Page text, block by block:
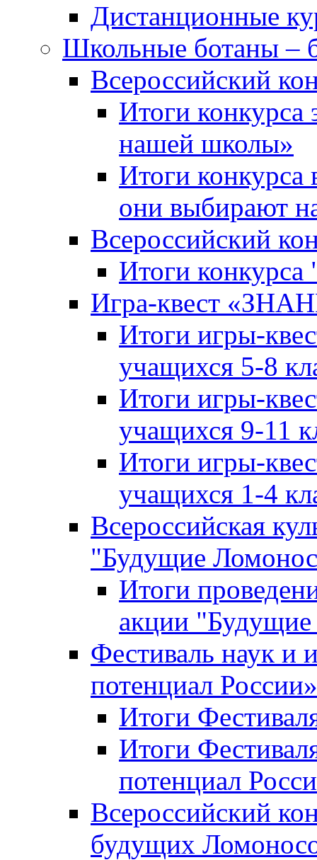
Дистанционные
Школьные ботаны –
Всероссийский
Итоги
нашей школы»
Итоги конкурса
они выбирают
Всероссийский
Итоги
Игра-квест
Итоги игры-
учащихся 5-8
Итоги игры-
учащихся 9-11
Итоги игры-
учащихся 1-4
Всероссийская
"Будущие
Итоги
акции
Фестиваль наук и
потенциал России»
Итоги
Итоги
потенциал
Всероссийский
будущих